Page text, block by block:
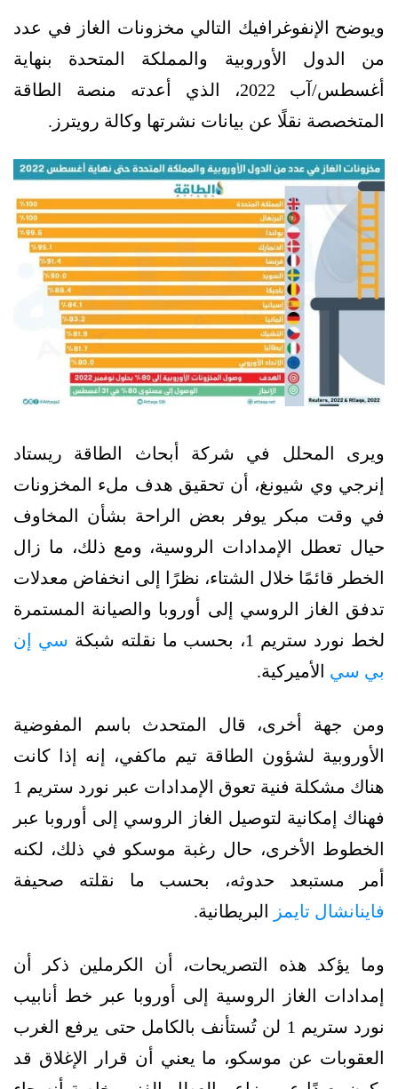
ويوضح الإنفوغرافيك التالي مخزونات الغاز في عدد
من الدول الأوروبية والمملكة المتحدة بنهاية
أغسطس/آب 2022، الذي أعدته منصة الطاقة
المتخصصة نقلًا عن بيانات نشرتها وكالة رويترز.
ويرى المحلل في شركة أبحاث الطاقة ريستاد
إنرجي وي شيونغ، أن تحقيق هدف ملء المخزونات
في وقت مبكر يوفر بعض الراحة بشأن المخاوف
حيال تعطل الإمدادات الروسية، ومع ذلك، ما زال
الخطر قائمًا خلال الشتاء، نظرًا إلى انخفاض معدلات
تدفق الغاز الروسي إلى أوروبا والصيانة المستمرة
لخط نورد ستريم 1، بحسب ما نقلته شبكة
سي إن
بي سي الأميركية.
ومن جهة أخرى، قال المتحدث باسم المفوضية
الأوروبية لشؤون الطاقة تيم ماكفي، إنه إذا كانت
هناك مشكلة فنية تعوق الإمدادات عبر نورد ستريم 1
فهناك إمكانية لتوصيل الغاز الروسي إلى أوروبا عبر
الخطوط الأخرى، حال رغبة موسكو في ذلك، لكنه
أمر مستبعد حدوثه، بحسب ما نقلته صحيفة
فاينانشال تايمز
البريطانية.
وما يؤكد هذه التصريحات، أن الكرملين ذكر أن
إمدادات الغاز الروسية إلى أوروبا عبر خط أنابيب
نورد ستريم 1 لن تُستأنف بالكامل حتى يرفع الغرب
العقوبات عن موسكو، ما يعني أن قرار الإغلاق قد